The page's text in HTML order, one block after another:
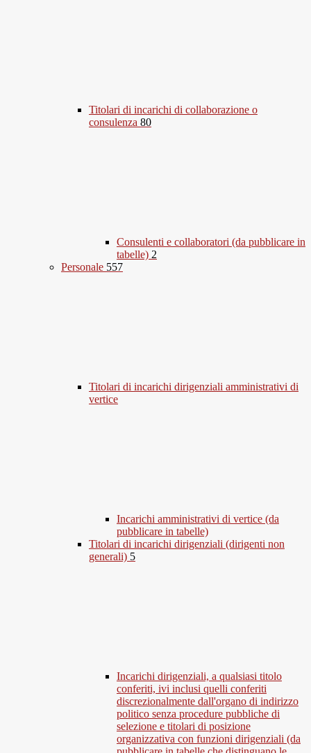
Titolari di incarichi di collaborazione o
consulenza 80
Consulenti e collaboratori (da pubblicare in
tabelle) 2
Personale 557
Titolari di incarichi dirigenziali amministrativi di
vertice
Incarichi amministrativi di vertice (da
pubblicare in tabelle)
Titolari di incarichi dirigenziali (dirigenti non
generali) 5
Incarichi dirigenziali, a qualsiasi titolo
conferiti, ivi inclusi quelli conferiti
discrezionalmente dall'organo di indirizzo
politico senza procedure pubbliche di
selezione e titolari di posizione
organizzativa con funzioni dirigenziali (da